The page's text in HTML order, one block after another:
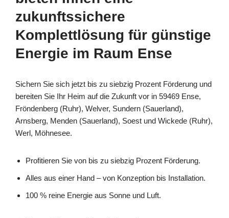
zukunftssichere
Komplettlösung für günstige
Energie im Raum Ense
Sichern Sie sich jetzt bis zu siebzig Prozent Förderung und
bereiten Sie Ihr Heim auf die Zukunft vor in 59469 Ense,
Fröndenberg (Ruhr), Welver, Sundern (Sauerland),
Arnsberg, Menden (Sauerland), Soest und Wickede (Ruhr),
Werl, Möhnesee.
Profitieren Sie von bis zu siebzig Prozent Förderung.
Alles aus einer Hand – von Konzeption bis Installation.
100 % reine Energie aus Sonne und Luft.